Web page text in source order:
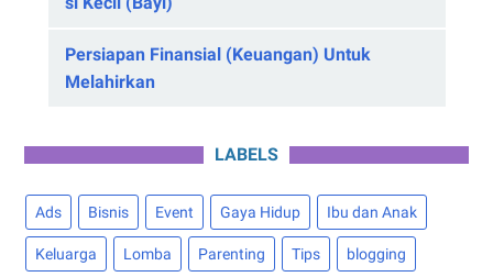
Persiapan Finansial (Keuangan) Untuk
Melahirkan
LABELS
Ads Bisnis Event Gaya Hidup Ibu dan Anak
Keluarga Lomba Parenting Tips blogging